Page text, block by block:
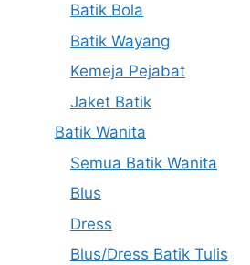
Batik Bola
Batik Wayang
Kemeja Pejabat
Jaket Batik
Batik Wanita
Semua Batik Wanita
Blus
Dress
Blus/Dress Batik Tulis